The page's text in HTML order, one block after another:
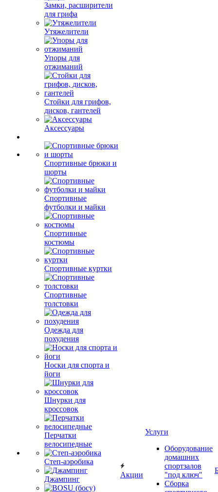
Замки, расширители
для грифа
Утяжелители
Упоры для
отжиманий
Стойки для грифов,
дисков, гантелей
Аксессуары
Спортивные брюки и
шорты
Спортивные
футболки и майки
Спортивные
костюмы
Спортивные куртки
Спортивные
толстовки
Одежда для
похудения
Носки для спорта и
йоги
Шнурки для
кроссовок
Перчатки
велосипедные
Степ-аэробика
Джампинг
Акции
Услуги
Оборудование
домашних
спортзалов
"под ключ"
Сборка